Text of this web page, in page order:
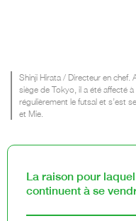
Shinji Hirata / Directeur en chef.
siège de Tokyo, il a été affecté
régulièrement le futsal et s’est
et Mie.
La raison pour
continuent à se